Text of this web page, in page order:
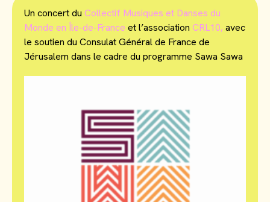
Un concert du Collectif Musiques et Danses du
Monde en Île-de-France et l’association CRL10, avec
le soutien du Consulat Général de France de
Jérusalem dans le cadre du programme Sawa Sawa